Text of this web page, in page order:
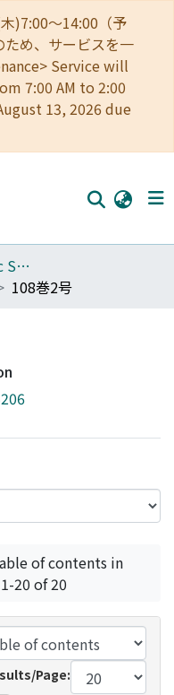
)7:00～14:00（予
め、サービスを一
Service will
7:00 AM to 2:00
13, 2026 due
007_Related Academic Societies
108巻2号
of contents in
20 of 20
Page: